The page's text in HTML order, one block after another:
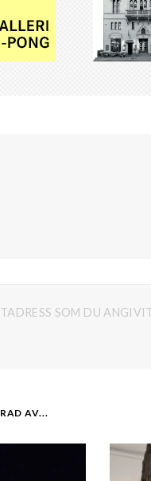
SOM DU
AV...